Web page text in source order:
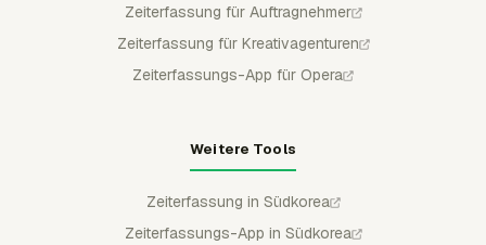
Zeiterfassung für Auftragnehmer
Zeiterfassung für Kreativagenturen
Zeiterfassungs-App für Opera
Weitere Tools
Zeiterfassung in Südkorea
Zeiterfassungs-App in Südkorea